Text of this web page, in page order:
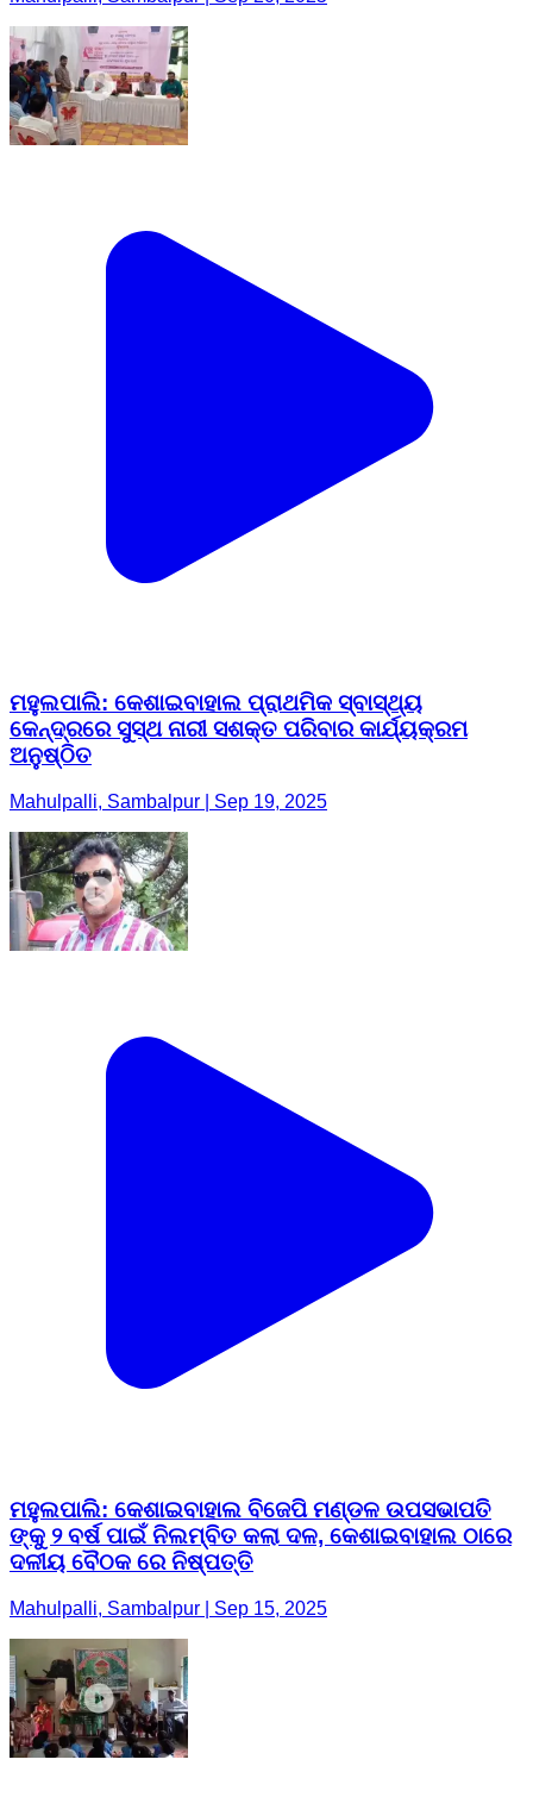
ମହୁଲପାଲି: କେଶାଇବାହାଲ ପ୍ରାଥମିକ ସ୍ବାସ୍ଥ୍ୟ
କେନ୍ଦ୍ରରେ ସୁସ୍ଥ ନାରୀ ସଶକ୍ତ ପରିବାର କାର୍ଯ୍ୟକ୍ରମ
ଅନୁଷ୍ଠିତ
Mahulpalli, Sambalpur | Sep 19, 2025
ମହୁଲପାଲି: କେଶାଇବାହାଲ ବିଜେପି ମଣ୍ଡଳ ଉପସଭାପତି
ଙ୍କୁ ୨ ବର୍ଷ ପାଇଁ ନିଲମ୍ବିତ କଲା ଦଳ, କେଶାଇବାହାଲ ଠାରେ
ଦଳୀୟ ବୈଠକ ରେ ନିଷ୍ପତ୍ତି
Mahulpalli, Sambalpur | Sep 15, 2025